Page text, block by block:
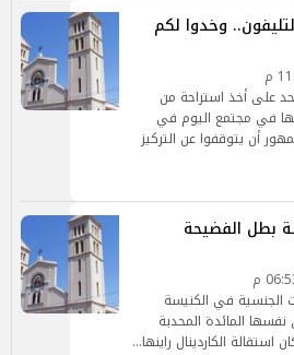
وخدوا لكم
على أخذ استراحة من
في مجتمع اليوم في
أن يتوقفوا عن التركيز
بطل الفضيحة
الجنسية في الكنيسة
المائدة المحدبة
استقالة الكاردينال راينها…